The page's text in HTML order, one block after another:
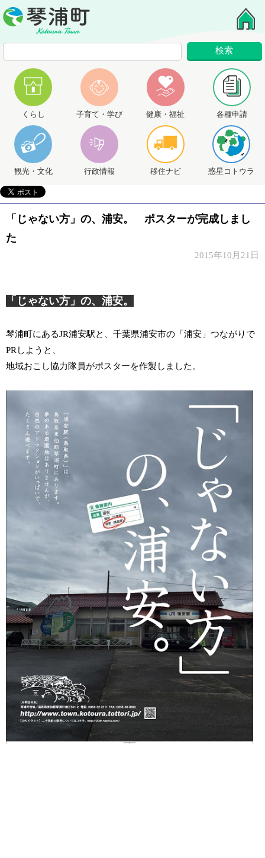
くらし 子育て・学び 健康・福祉 各種申請
観光・文化 行政情報 移住ナビ 惑星コトウラ
「じゃない方」の、浦安。 ポスターが完成しまし
た
2015年10月21日
「じゃない方」の、浦安。
琴浦町にあるJR浦安駅と、千葉県浦安市の「浦安」つながりで
PRしようと、
地域おこし協力隊員がポスターを作製しました。